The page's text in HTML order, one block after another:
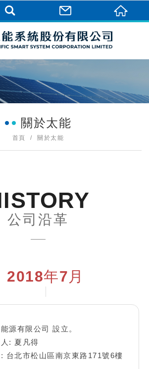
關於太能
首頁 關於太能
公司沿革
2018年7月
源有限公司 設立。
: 夏凡得
台北市松山區南京東路171號6樓